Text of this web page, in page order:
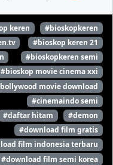
keren
#bioskopkeren
#bioskop keren 21
#bioskopkeren semi
#bioskop movie cinema xxi
movie download
#cinemaindo semi
#daftar hitam
#demon
#download film gratis
film indonesia terbaru
#download film semi korea